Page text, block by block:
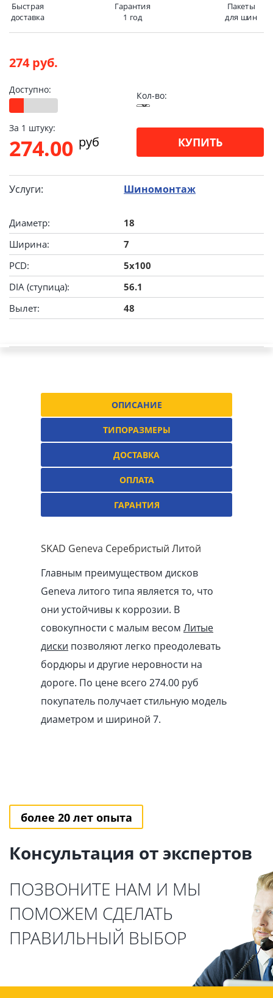
Быстрая
доставка
Гарантия
1 год
Пакеты
для шин
274 руб.
Доступно:
Кол-во:
За 1 штуку:
274.00 pуб КУПИТЬ
Услуги: Шиномонтаж
Диаметр:
18
Ширина:
7
PCD:
5x100
DIA (ступица):
56.1
Вылет:
48
ОПИСАНИЕ
ТИПОРАЗМЕРЫ
ДОСТАВКА
ОПЛАТА
ГАРАНТИЯ
SKAD Geneva Серебристый Литой
Главным преимуществом дисков
Geneva литого типа является то, что
они устойчивы к коррозии. В
совокупности с малым весом Литые
диски позволяют легко преодолевать
бордюры и другие неровности на
дороге. По цене всего 274.00 pуб
покупатель получает стильную модель
диаметром и шириной 7.
более 20 лет опыта
Консультация от экспертов
ПОЗВОНИТЕ НАМ И МЫ
ПОМОЖЕМ СДЕЛАТЬ
ПРАВИЛЬНЫЙ ВЫБОР